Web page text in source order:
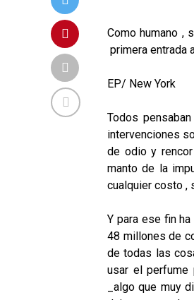
Como humano ,
primera entrada
EP/ New York
Todos
intervenciones
de odio y
manto de la
cualquier costo ,
Y para ese fin
48 millones de
de todas las
usar el perfume
_algo que muy